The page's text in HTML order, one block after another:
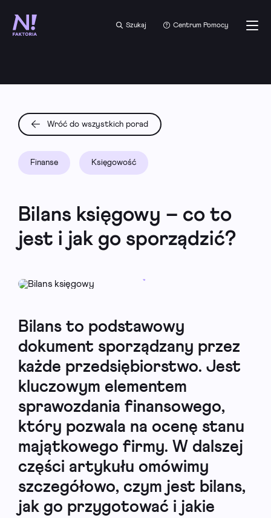
Szukaj Centrum Pomocy
Wróć do wszystkich porad
Finanse Księgowość
Bilans księgowy – co to
jest i jak go sporządzić?
Bilans to podstawowy
dokument sporządzany przez
każde przedsiębiorstwo. Jest
kluczowym elementem
sprawozdania finansowego,
który pozwala na ocenę stanu
majątkowego firmy. W dalszej
części artykułu omówimy
szczegółowo, czym jest bilans,
jak go przygotować i jakie